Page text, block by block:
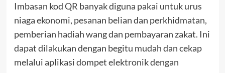
Imbasan kod QR banyak diguna pakai untuk urus
niaga ekonomi, pesanan belian dan perkhidmatan,
pemberian hadiah wang dan pembayaran zakat. Ini
dapat dilakukan dengan begitu mudah dan cekap
melalui aplikasi dompet elektronik dengan